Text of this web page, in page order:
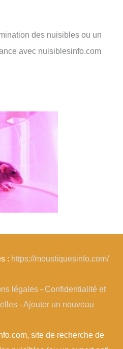
des nuisibles ou un
avec nuisiblesinfo.com
: https://moustiquesinfo.com/
légales- Confidentialité et
-Ajouter un nouveau
site de recherche de